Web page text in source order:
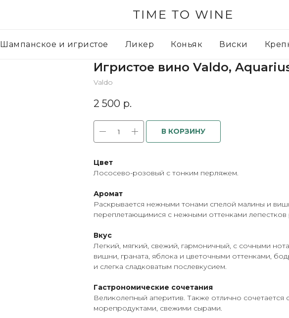
Шампанское и игристое Ликер Коньяк Виски
Игристое вино Valdo,
Valdo
2 500 р.
В КОРЗИНУ
Цвет
Лососево-розовый с тонким перляжем.
Аромат
Раскрывается нежными тонами спелой малины и
переплетающимися с нежными оттенками лепестков
Вкус
Легкий, мягкий, свежий, гармоничный, с сочными
вишни, граната, яблока и цветочными оттенками,
и слегка сладковатым послевкусием.
Гастрономические сочетания
Великолепный аперитив. Также отлично сочетается
морепродуктами, свежими сырами.